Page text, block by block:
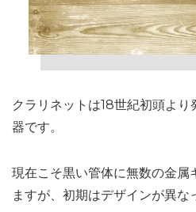
クラリネットは18世紀初頭よ
器です。
現在こそ黒い管体に無数の金属
ますが、初期はデザインが異な